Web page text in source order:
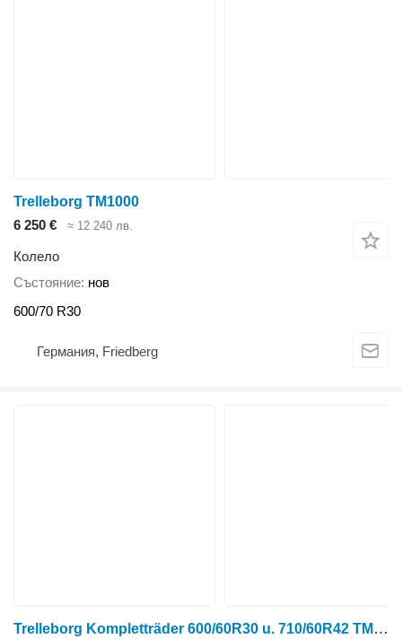
Trelleborg TM1000
6 250 €
≈ 12 240 лв.
Колело
Състояние нов
600/70 R30
Германия, Friedberg
Trelleborg Kompletträder 600/60R30 u. 710/60R42 TM 1060